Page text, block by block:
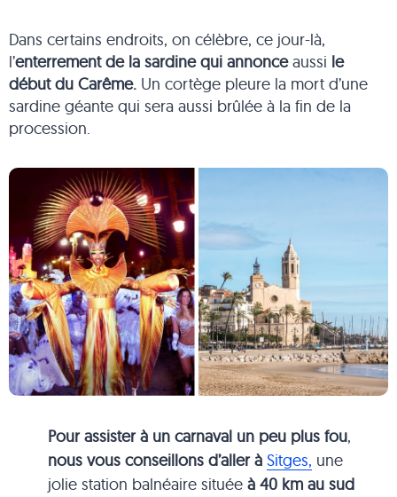
Dans certains endroits, on célèbre, ce jour-là,
l’enterrement de la sardine qui annonceaussi le
début du Carême.Un cortège pleure la mort d’une
sardine géante qui sera aussi brûlée à la fin de la
procession.
Pour assister à un carnaval un peu plus fou,
nous vous conseillons d’aller àSitges, une
jolie station balnéaire situéeà 40 km au sud